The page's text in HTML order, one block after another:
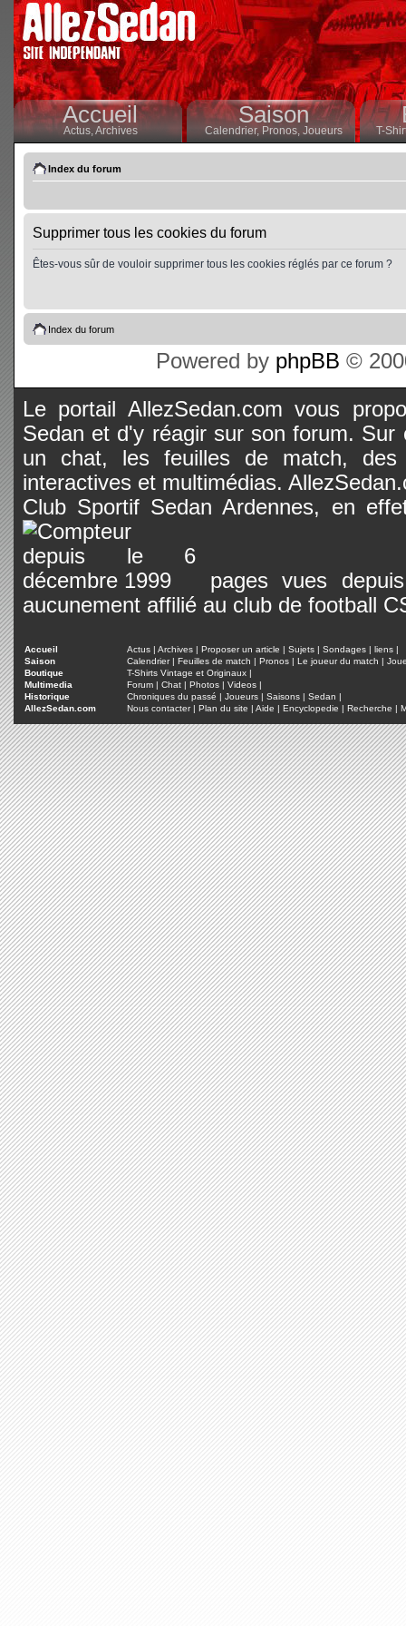
Accueil
Actus,Archives
Saison
Calendrier,Pronos, Joueurs T-
Index du forum
Supprimer tous les cookies du forum
Êtes-vous sûr de vouloir supprimer tous les cookies réglés par ce forum ?
Index du forum
Powered by phpBB ©
Le portail AllezSedan.com vous
Sedan et d'y réagir sur son forum.
un chat, les feuilles de match, des
interactives et multimédias.
Club Sportif Sedan Ardennes, en
pages vues
aucunement affilié au club de football
Accueil Actus | Archives | Proposer un article | Sujets | Sondages | liens |
Saison
Calendrier| Feuilles de match | Pronos | Le joueur du match |
Boutique
T-Shirts Vintage et Originaux |
Multimedia
Forum | Chat | Photos | Videos |
Historique
Chroniques du passé | Joueurs | Saisons | Sedan |
AllezSedan.com
Nous contacter| Plan du site | Aide | Encyclopedie | Recherche |